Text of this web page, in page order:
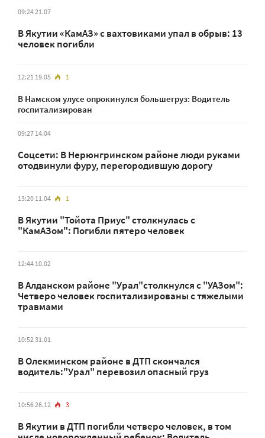
09:24 21.07
В Якутии «КамАЗ» с вахтовиками упал в обрыв: 13
человек погибли
12:21 19.05 1
В Намском улусе опрокинулся большегруз: Водитель
госпитализирован
09:27 14.04
Соцсети: В Нерюнгринском районе люди руками
отодвинули фуру, перегородившую дорогу
13:20 11.04 1
В Якутии "Тойота Приус" столкнулась с
"КамАЗом": Погибли пятеро человек
12:44 10.02
В Алданском районе "Урал"столкнулся с "УАЗом":
Четверо человек госпитализированы с тяжелыми
травмами
10:52 31.01
В Олекминском районе в ДТП скончался
водитель:"Урал" перевозил опасный груз
10:56 26.12 3
В Якутии в ДТП погибли четверо человек, в том